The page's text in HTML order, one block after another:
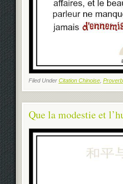
Filed Under Citation Chinoise,
Que la modestie et